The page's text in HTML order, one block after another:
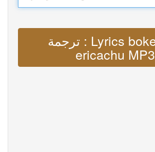
ترجمة : Lyrics bokep art
ericachu MP3